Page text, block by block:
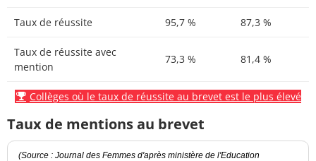
Taux de réussite 95,7 % 87,3 %
Taux de réussite avec
mention
73,3 % 81,4 %
Collèges où le taux de réussite au brevet est le plus élevé
Taux de mentions au brevet
(Source : Journal des Femmes d'après ministère de l'Education